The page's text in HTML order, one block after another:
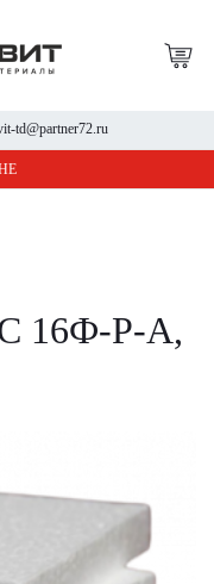
td@partner72.ru
16Ф-Р-А,